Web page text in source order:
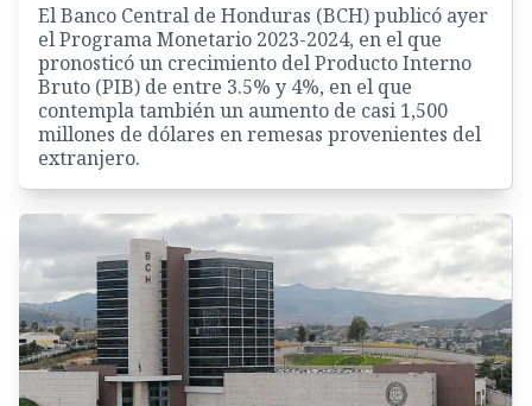
El Banco Central de Honduras (BCH) publicó ayer
el Programa Monetario 2023-2024, en el que
pronosticó un crecimiento del Producto Interno
Bruto (PIB) de entre 3.5% y 4%, en el que
contempla también un aumento de casi 1,500
millones de dólares en remesas provenientes del
extranjero.